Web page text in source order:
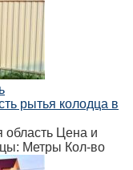
рытья колодца в
область Цена и
Метры Кол-во